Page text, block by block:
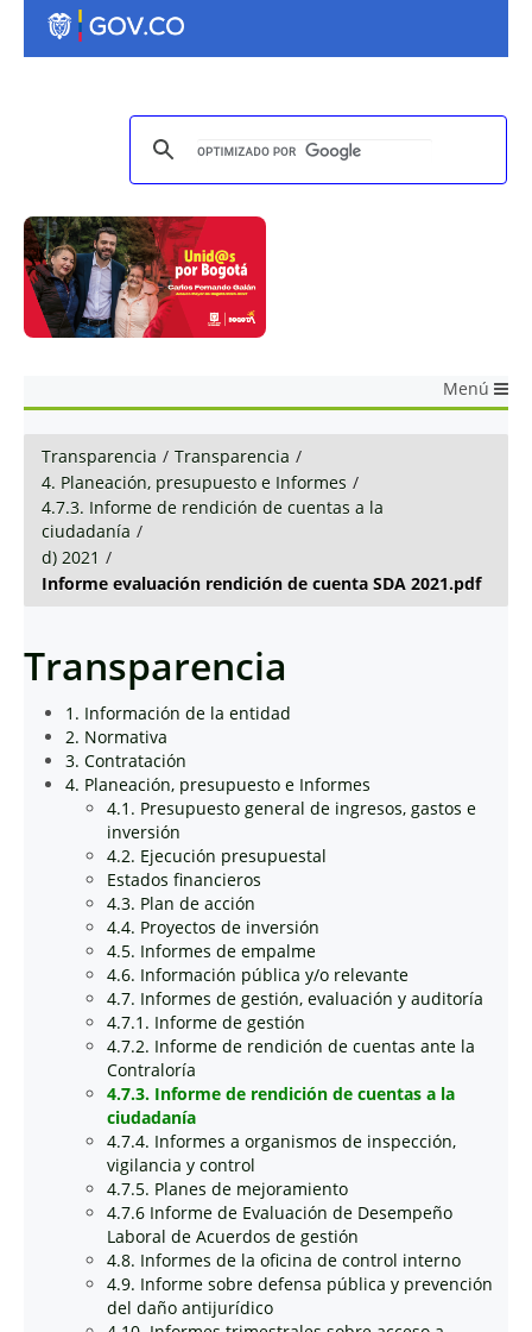
Menú
Transparencia / Transparencia /
4. Planeación, presupuesto e Informes /
4.7.3. Informe de rendición de cuentas a la
ciudadanía /
d) 2021 /
Informe evaluación rendición de cuenta SDA 2021.pdf
Transparencia
1. Información de la entidad
2. Normativa
3. Contratación
4. Planeación, presupuesto e Informes
4.1. Presupuesto general de ingresos, gastos e
inversión
4.2. Ejecución presupuestal
Estados financieros
4.3. Plan de acción
4.4. Proyectos de inversión
4.5. Informes de empalme
4.6. Información pública y/o relevante
4.7. Informes de gestión, evaluación y auditoría
4.7.1. Informe de gestión
4.7.2. Informe de rendición de cuentas ante la
Contraloría
4.7.3. Informe de rendición de cuentas a la
ciudadanía
4.7.4. Informes a organismos de inspección,
vigilancia y control
4.7.5. Planes de mejoramiento
4.7.6 Informe de Evaluación de Desempeño
Laboral de Acuerdos de gestión
4.8. Informes de la oficina de control interno
4.9. Informe sobre defensa pública y prevención
del daño antijurídico